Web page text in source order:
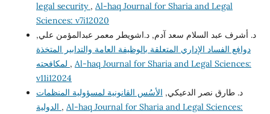
legal security , Al-haq Journal for Sharia and Legal
Sciences: v7i12020
د. أشرف عبد السلام سعد آدم, د.اشويطر معمر عبدالمؤمن علي,
دوافع الفساد الإداري المتعلقة بالوظيفة العامة والتدابير المتخذة
, Al-haq Journal for Sharia and Legal Sciences:
v11i12024
د. طارق نصر الدعيكي, الأسُس القانونية لمسؤولية المنظمات
, Al-haq Journal for Sharia and Legal Sciences: